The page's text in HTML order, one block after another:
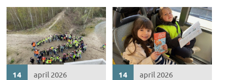
14 april 2026 14 april 2026